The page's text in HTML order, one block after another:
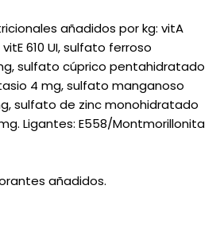
añadidos por kg: vitA
vitE 610 UI, sulfato ferroso
sulfato cúprico pentahidratado
4 mg, sulfato manganoso
sulfato de zinc monohidratado
Ligantes: E558/Montmorillonita
añadidos.